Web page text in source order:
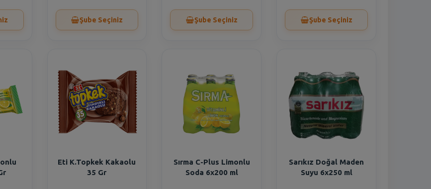
Şube Seçiniz Şube Seçiniz Şube Seçiniz
Eti K.Topkek Kakaolu
35 Gr
Sırma C-Plus Limonlu
Soda 6x200 ml
Sarıkız Doğal Maden
Suyu 6x250 ml